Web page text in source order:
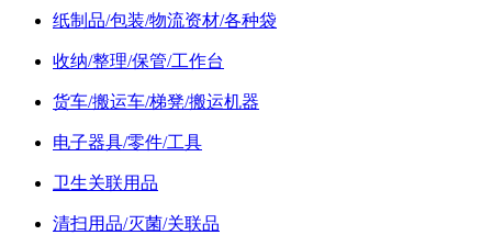
纸制品/包装/物流资材/各种袋
收纳/整理/保管/工作台
货车/搬运车/梯凳/搬运机器
电子器具/零件/工具
卫生关联用品
清扫用品/灭菌/关联品